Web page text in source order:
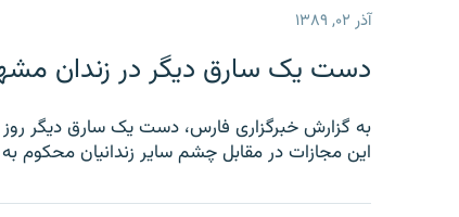
انتخاب کنید و بشنوید
برنامه‌های رادیویی
فرکانس‌ها
چندرسانه‌ای
گزارش‌های تصویری
آذر ۰۲, ۱۳۸۹
دست یک سارق دیگر در زندان
به گزارش خبرگزاری فارس، دست یک سارق دیگر
این مجازات در مقابل چشم سایر زندانیان محکوم